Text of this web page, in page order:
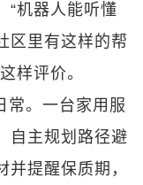
“机器人能听懂
区里有这样的帮
样评价。
常。一台家用服
自主规划路径避
提醒保质期，